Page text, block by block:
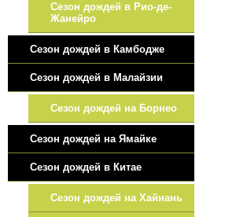
Cезон дождей в Рио-де-
Жанейро
Сезон дождей в Камбодже
Сезон дождей в Малайзии
Сезон дождей на Борнео
Сезон дождей на Ямайке
Сезон дождей в Китае
Сезон дождей на Хайнань